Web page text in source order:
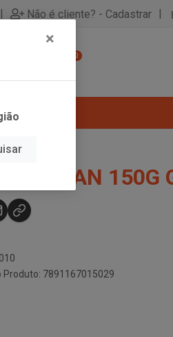
| Não é cliente? - Cadastrar |
0
PICAN 150G
Produto: 7891167015029
×